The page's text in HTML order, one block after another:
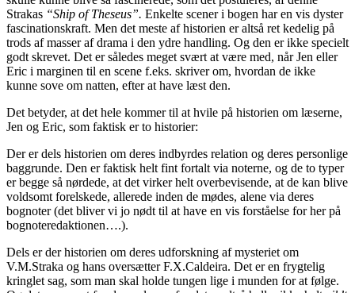
Strakas “Ship of Theseus”. Enkelte scener i bogen har en vis dyster
fascinationskraft. Men det meste af historien er altså ret kedelig på
trods af masser af drama i den ydre handling. Og den er ikke specielt
godt skrevet. Det er således meget svært at være med, når Jen eller
Eric i marginen til en scene f.eks. skriver om, hvordan de ikke
kunne sove om natten, efter at have læst den.
Det betyder, at det hele kommer til at hvile på historien om læserne,
Jen og Eric, som faktisk er to historier:
Der er dels historien om deres indbyrdes relation og deres personlige
baggrunde. Den er faktisk helt fint fortalt via noterne, og de to typer
er begge så nørdede, at det virker helt overbevisende, at de kan blive
voldsomt forelskede, allerede inden de mødes, alene via deres
bognoter (det bliver vi jo nødt til at have en vis forståelse for her på
bognoteredaktionen….).
Dels er der historien om deres udforskning af mysteriet om
V.M.Straka og hans oversætter F.X.Caldeira. Det er en frygtelig
kringlet sag, som man skal holde tungen lige i munden for at følge.